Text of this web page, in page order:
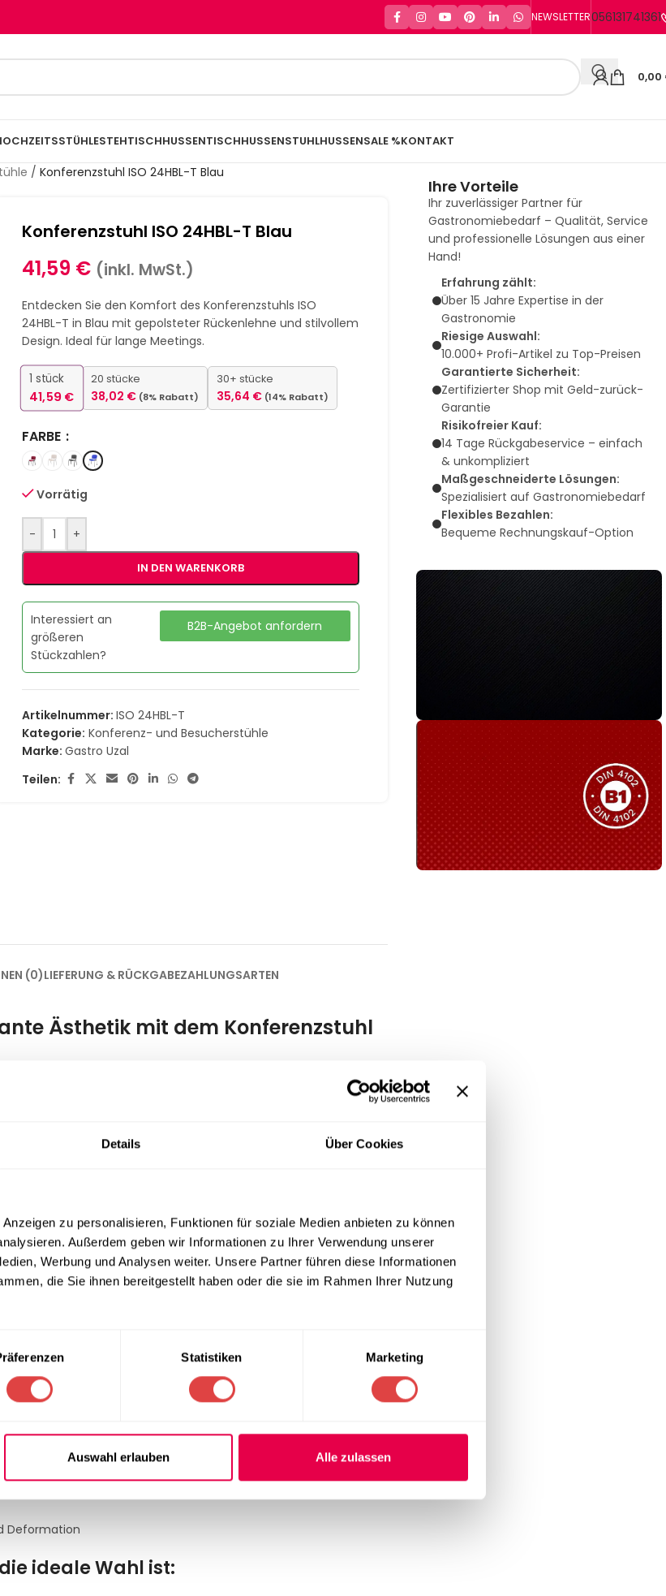
Details Über Cookies
zu personalisieren, Funktionen für soziale Medien anbieten zu können
Außerdem geben wir Informationen zu Ihrer Verwendung unserer
Werbung und Analysen weiter. Unsere Partner führen diese Informationen
die Sie ihnen bereitgestellt haben oder die sie im Rahmen Ihrer Nutzung
Statistiken Marketing
Auswahl erlauben Alle zulassen
NEWSLETTER056131741361
0,00
STEHTISCHHUSSENTISCHHUSSENSTUHLHUSSENSALE %KONTAKT
/ Konferenzstuhl ISO 24HBL-T Blau
Konferenzstuhl ISO 24HBL-T Blau
41,59 € (inkl. MwSt.)
Entdecken Sie den Komfort des Konferenzstuhls ISO
24HBL-T in Blau mit gepolsteter Rückenlehne und stilvollem
Design. Ideal für lange Meetings.
1 stück
41,59€
20 stücke
38,02 € (8% Rabatt)
30+ stücke
35,64 € (14% Rabatt)
FARBE
Vorrätig
- +
IN DEN WARENKORB
Interessiert an
größeren
Stückzahlen?
B2B-Angebot anfordern
Artikelnummer:ISO 24HBL-T
Kategorie: Konferenz- und Besucherstühle
Marke:Gastro Uzal
Teilen:
(0)LIEFERUNG & RÜCKGABEZAHLUNGSARTEN
Ästhetik mit dem Konferenzstuhl
Mit seinem stilvollen Design, hochwertigen
und Ästhetik auf höchstem Niveau. Ob für lange
– der ISO 24HBL-T überzeugt in jeder Situation.
24HBL-T Blau:
die sowohl in moderne als auch in klassische
und Stabilität. Die gepolsterte Rückenlehne und
gesunde Sitzhaltung, wodurch Rückenbeschwerden
werden. Ideal für multifunktionale Raumnutzungen und
15 mm, Wandstärke 1,15 mm
Deformation
ideale Wahl ist:
Ihre Vorteile
Ihr zuverlässiger Partner für
Gastronomiebedarf – Qualität, Service
und professionelle Lösungen aus einer
Hand!
Erfahrung zählt:
Über 15 Jahre Expertise in der
Gastronomie
Riesige Auswahl:
10.000+ Profi-Artikel zu Top-Preisen
Garantierte Sicherheit:
Zertifizierter Shop mit Geld-zurück-
Garantie
Risikofreier Kauf:
14 Tage Rückgabeservice – einfach
& unkompliziert
Maßgeschneiderte Lösungen:
Spezialisiert auf Gastronomiebedarf
Flexibles Bezahlen:
Bequeme Rechnungskauf-Option
Sie haben nicht das passende
Produkt gefunden?
Wir helfen Ihnen gerne weiter!